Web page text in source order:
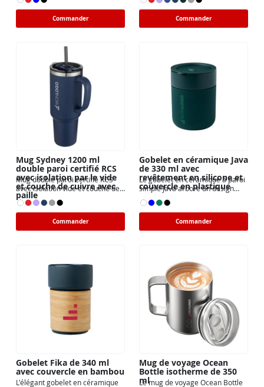
Commander Commander
Mug Sydney 1200 ml
double paroi certifié RCS
avec isolation par le vide
et couche de cuivre avec
paille
Mug double paroi certifié RCS
avec isolation vide et couche de
cuivre
Commander
Gobelet en céramique Java
de 330 ml avec
revêtement en silicone et
couvercle en plastique
Le gobelet en céramique à paroi
simple Java arbore un design
Commander
Gobelet Fika de 340 ml
avec couvercle en bambou
L'élégant gobelet en céramique
Mug de voyage Ocean
Bottle isotherme de 350
ml
Le mug de voyage Ocean Bottle